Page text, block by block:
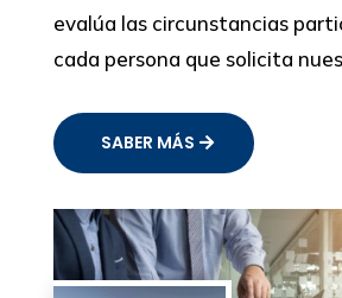
evalúa las circunstancias
cada persona que solicita
SABER MÁS